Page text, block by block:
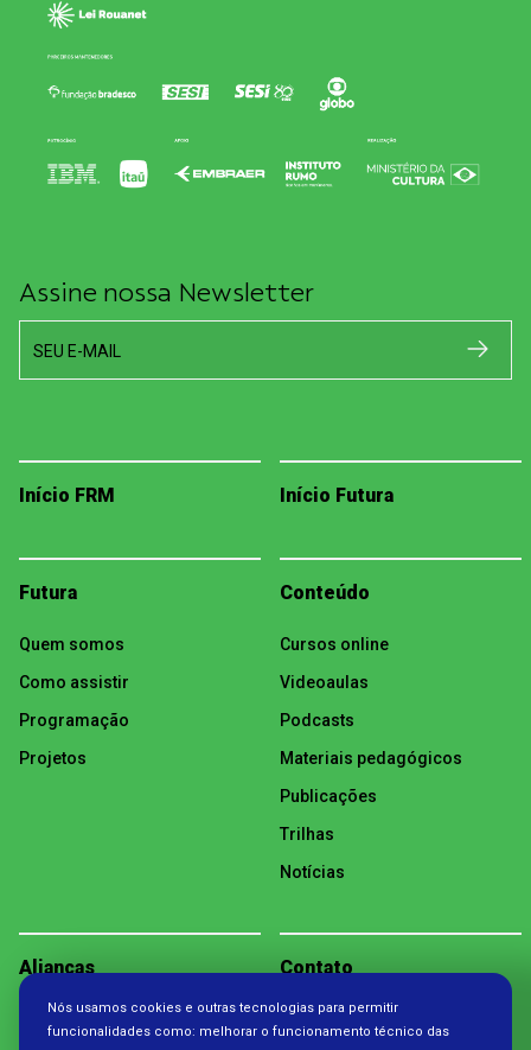
Assine nossa Newsletter
SEU E-MAIL
Início FRM Início Futura
Futura
Quem somos
Como assistir
Programação
Projetos
Conteúdo
Cursos online
Videoaulas
Podcasts
Materiais pedagógicos
Publicações
Trilhas
Notícias
Alianças Contato
Política de Privacidade
Nós usamos cookies e outras tecnologias para permitir
funcionalidades como: melhorar o funcionamento técnico das